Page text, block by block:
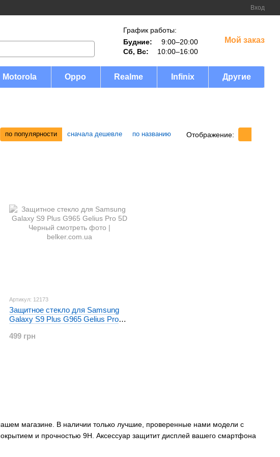
Вход
График работы:
Будние:
9:00–20:00
Сб, Вс:
10:00–16:00
Мой заказ
Motorola Oppo Realme Infinix Другие
по популярности сначала дешевле по названию Отображение:
магазине. В наличии только лучшие, проверенные нами модели с
и прочностью 9H. Аксессуар защитит дисплей вашего смартфона
Артикул: 12173
Защитное стекло для Samsung
Galaxy S9 Plus G965 Gelius Pro
499 грн